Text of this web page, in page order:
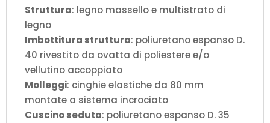
Struttura: legno massello e multistrato di
legno
Imbottitura struttura: poliuretano espanso D.
40 rivestito da ovatta di poliestere e/o
vellutino accoppiato
Molleggi: cinghie elastiche da 80 mm
montate a sistema incrociato
Cuscino seduta: poliuretano espanso D. 35